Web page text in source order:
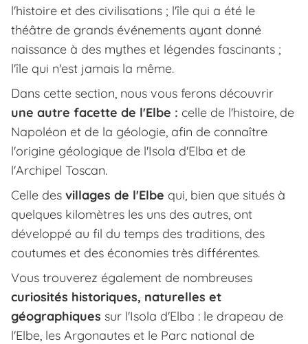
l'histoire et des civilisations ; l'île qui a été le
théâtre de grands événements ayant donné
naissance à des mythes et légendes fascinants ;
l'île qui n'est jamais la même.
Dans cette section, nous vous ferons découvrir
une autre facette de l'Elbe : celle de l'histoire, de
Napoléon et de la géologie, afin de connaître
l'origine géologique de l'Isola d'Elba et de
l'Archipel Toscan.
Celle des villages de l'Elbe qui, bien que situés à
quelques kilomètres les uns des autres, ont
développé au fil du temps des traditions, des
coutumes et des économies très différentes.
Vous trouverez également de nombreuses
curiosités historiques, naturelles et
géographiques sur l'Isola d'Elba : le drapeau de
l'Elbe, les Argonautes et le Parc national de